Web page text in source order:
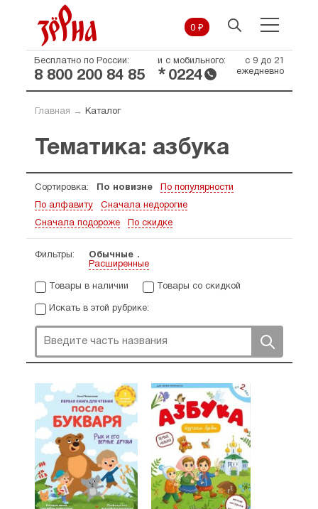
0 ₽
Бесплатно по России:
8 800 200 84 85
и с мобильного:
* 0224
с 9 до 21
ежедневно
Главная → Каталог
Тематика: азбука
Сортировка: По новизне По популярности
По алфавиту Сначала недорогие
Сначала подороже По скидке
Фильтры:
Обычные
Расширенные
Товары в наличии Товары со скидкой
Искать в этой рубрике: